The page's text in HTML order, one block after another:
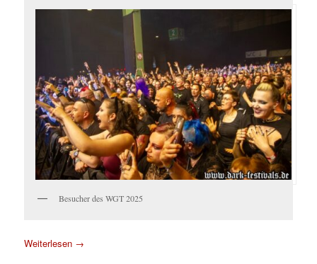
Besucher des WGT 2025
Weiterlesen →